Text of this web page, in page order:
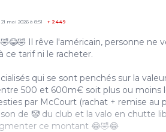
21 mai 2026 à 8:51 + 2449
Il rêve l'américain, personne ne
ce tarif ni le racheter.
qui se sont penchés sur la
500 et 600m€ soit plus ou moins
par McCourt (rachat + remise au
de 🤡 du club et la valo en chutte
ce montant 😂🤣😂